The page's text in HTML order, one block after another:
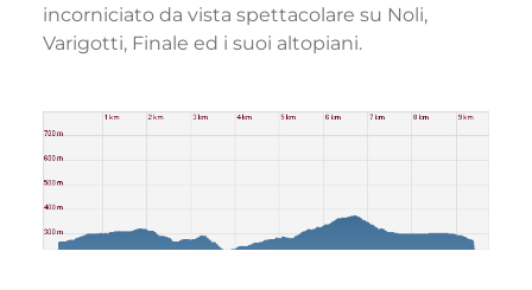
incorniciato da vista spettacolare su Noli,
Varigotti, Finale ed i suoi altopiani.